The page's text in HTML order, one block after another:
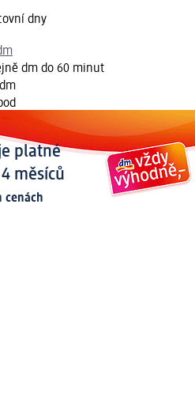
dny
dm do 60 minut
platné
měsíců
cenách